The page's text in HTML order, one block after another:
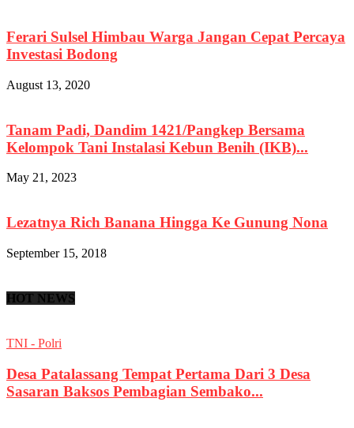
Ferari Sulsel Himbau Warga Jangan Cepat Percaya
Investasi Bodong
August 13, 2020
Tanam Padi, Dandim 1421/Pangkep Bersama
Kelompok Tani Instalasi Kebun Benih (IKB)...
May 21, 2023
Lezatnya Rich Banana Hingga Ke Gunung Nona
September 15, 2018
HOT NEWS
TNI - Polri
Desa Patalassang Tempat Pertama Dari 3 Desa
Sasaran Baksos Pembagian Sembako...